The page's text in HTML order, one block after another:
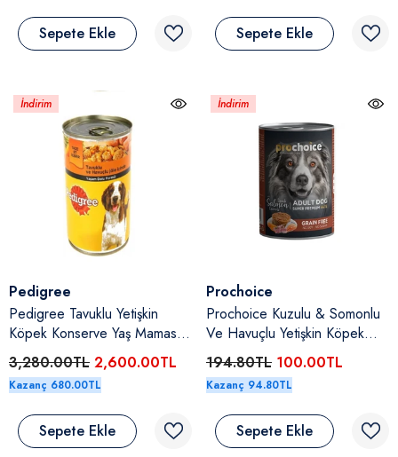
Sepete Ekle Sepete Ekle
İndirim
Satıcı:
Pedigree
Pedigree Tavuklu Yetişkin
Köpek Konserve Yaş Maması
24 X 400 Gr
3,280.00TL 2,600.00TL
Kazanç 680.00TL
Sepete Ekle
İndirim
Satıcı:
Prochoice
Prochoice Kuzulu & Somonlu
Ve Havuçlu Yetişkin Köpek
Konserve Yaş Maması 400 Gr
194.80TL 100.00TL
Kazanç 94.80TL
Sepete Ekle